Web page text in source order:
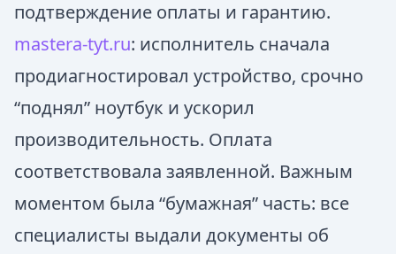
подтверждение оплаты и гарантию.
masterа-tyt.ru: исполнитель сначала
продиагностировал устройство, срочно
“поднял” ноутбук и ускорил
производительность. Оплата
соответствовала заявленной. Важным
моментом была “бумажная” часть: все
специалисты выдали документы об